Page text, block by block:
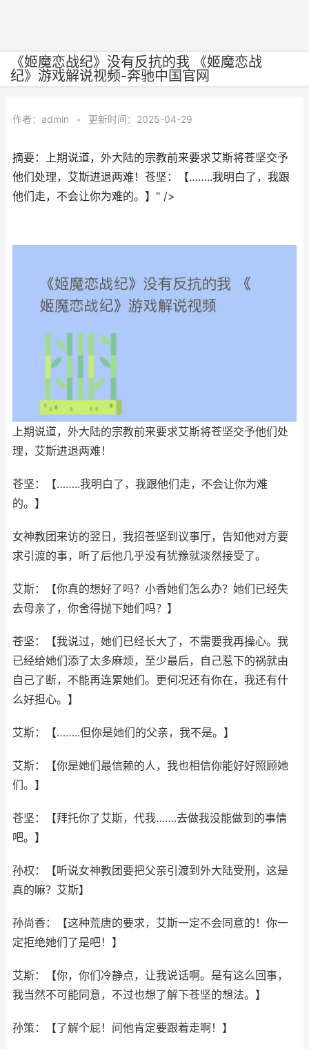
《姬魔恋战纪》没有反抗的我 《姬魔恋战
纪》游戏解说视频-奔驰中国官网
作者： admin • 更新时间：2025-04-29
摘要：上期说道，外大陆的宗教前来要求艾斯将苍坚交予
他们处理，艾斯进退两难！苍坚：【……..我明白了，我跟
他们走，不会让你为难的。】" />
上期说道，外大陆的宗教前来要求艾斯将苍坚交予他们处
理，艾斯进退两难！
苍坚：【……..我明白了，我跟他们走，不会让你为难
的。】
女神教团来访的翌日，我招苍坚到议事厅，告知他对方要
求引渡的事，听了后他几乎没有犹豫就淡然接受了。
艾斯：【你真的想好了吗？小香她们怎么办？她们已经失
去母亲了，你舍得抛下她们吗？】
苍坚：【我说过，她们已经长大了，不需要我再操心。我
已经给她们添了太多麻烦，至少最后，自己惹下的祸就由
自己了断，不能再连累她们。更何况还有你在，我还有什
么好担心。】
艾斯：【……..但你是她们的父亲，我不是。】
艾斯：【你是她们最信赖的人，我也相信你能好好照顾她
们。】
苍坚：【拜托你了艾斯，代我…….去做我没能做到的事情
吧。】
孙权：【听说女神教团要把父亲引渡到外大陆受刑，这是
真的嘛？艾斯】
孙尚香：【这种荒唐的要求，艾斯一定不会同意的！你一
定拒绝她们了是吧！】
艾斯：【你，你们冷静点，让我说话啊。是有这么回事，
我当然不可能同意，不过也想了解下苍坚的想法。】
孙策：【了解个屁！问他肯定要跟着走啊！】